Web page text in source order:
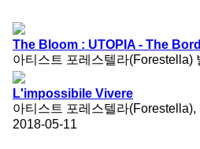
The Bloom : UTOPIA - The
아티스트 포레스텔라(Forestella)
L'impossibile Vivere
아티스트 포레스텔라(Forestella),
2018-05-11